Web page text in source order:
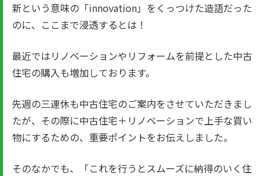
新という意味の「innovation」をくっつけた造語だった
のに、ここまで浸透するとは！
最近ではリノベーションやリフォームを前提とした中古
住宅の購入も増加しております。
先週の三連休も中古住宅のご案内をさせていただきまし
たが、その際に中古住宅＋リノベーションで上手な買い
物にするための、重要ポイントをお伝えしました。
そのなかでも、「これを行うとスムーズに納得のいく住